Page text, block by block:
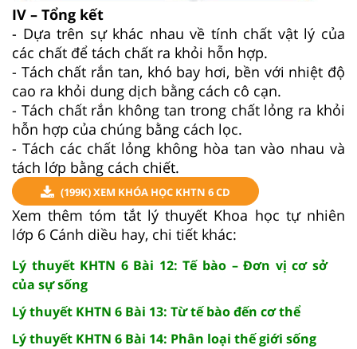
IV – Tổng kết
- Dựa trên sự khác nhau về tính chất vật lý của
các chất để tách chất ra khỏi hỗn hợp.
- Tách chất rắn tan, khó bay hơi, bền với nhiệt độ
cao ra khỏi dung dịch bằng cách cô cạn.
- Tách chất rắn không tan trong chất lỏng ra khỏi
hỗn hợp của chúng bằng cách lọc.
- Tách các chất lỏng không hòa tan vào nhau và
tách lớp bằng cách chiết.
(199K) XEM KHÓA HỌC KHTN 6 CD
Xem thêm tóm tắt lý thuyết Khoa học tự nhiên
lớp 6 Cánh diều hay, chi tiết khác:
Lý thuyết KHTN 6 Bài 12: Tế bào – Đơn vị cơ sở
của sự sống
Lý thuyết KHTN 6 Bài 13: Từ tế bào đến cơ thể
Lý thuyết KHTN 6 Bài 14: Phân loại thế giới sống